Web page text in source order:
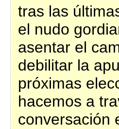
tras las
el nudo
asentar el
debilitar la
próximas
hacemos a
conversación